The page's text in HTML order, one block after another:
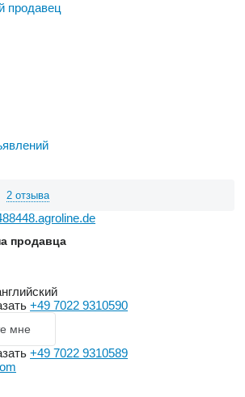
продавец
2 отзыва
продавца
+49 7022 9310590
мне
+49 7022 9310589